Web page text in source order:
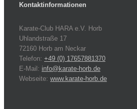
Kontaktinformationen
Karate-Club HARA e.V. Horb
Uhlandstraße 17
72160 Horb am Neckar
Telefon: +49 (0) 17657881370
E-Mail: info@karate-horb.de
Webseite: www.karate-horb.de